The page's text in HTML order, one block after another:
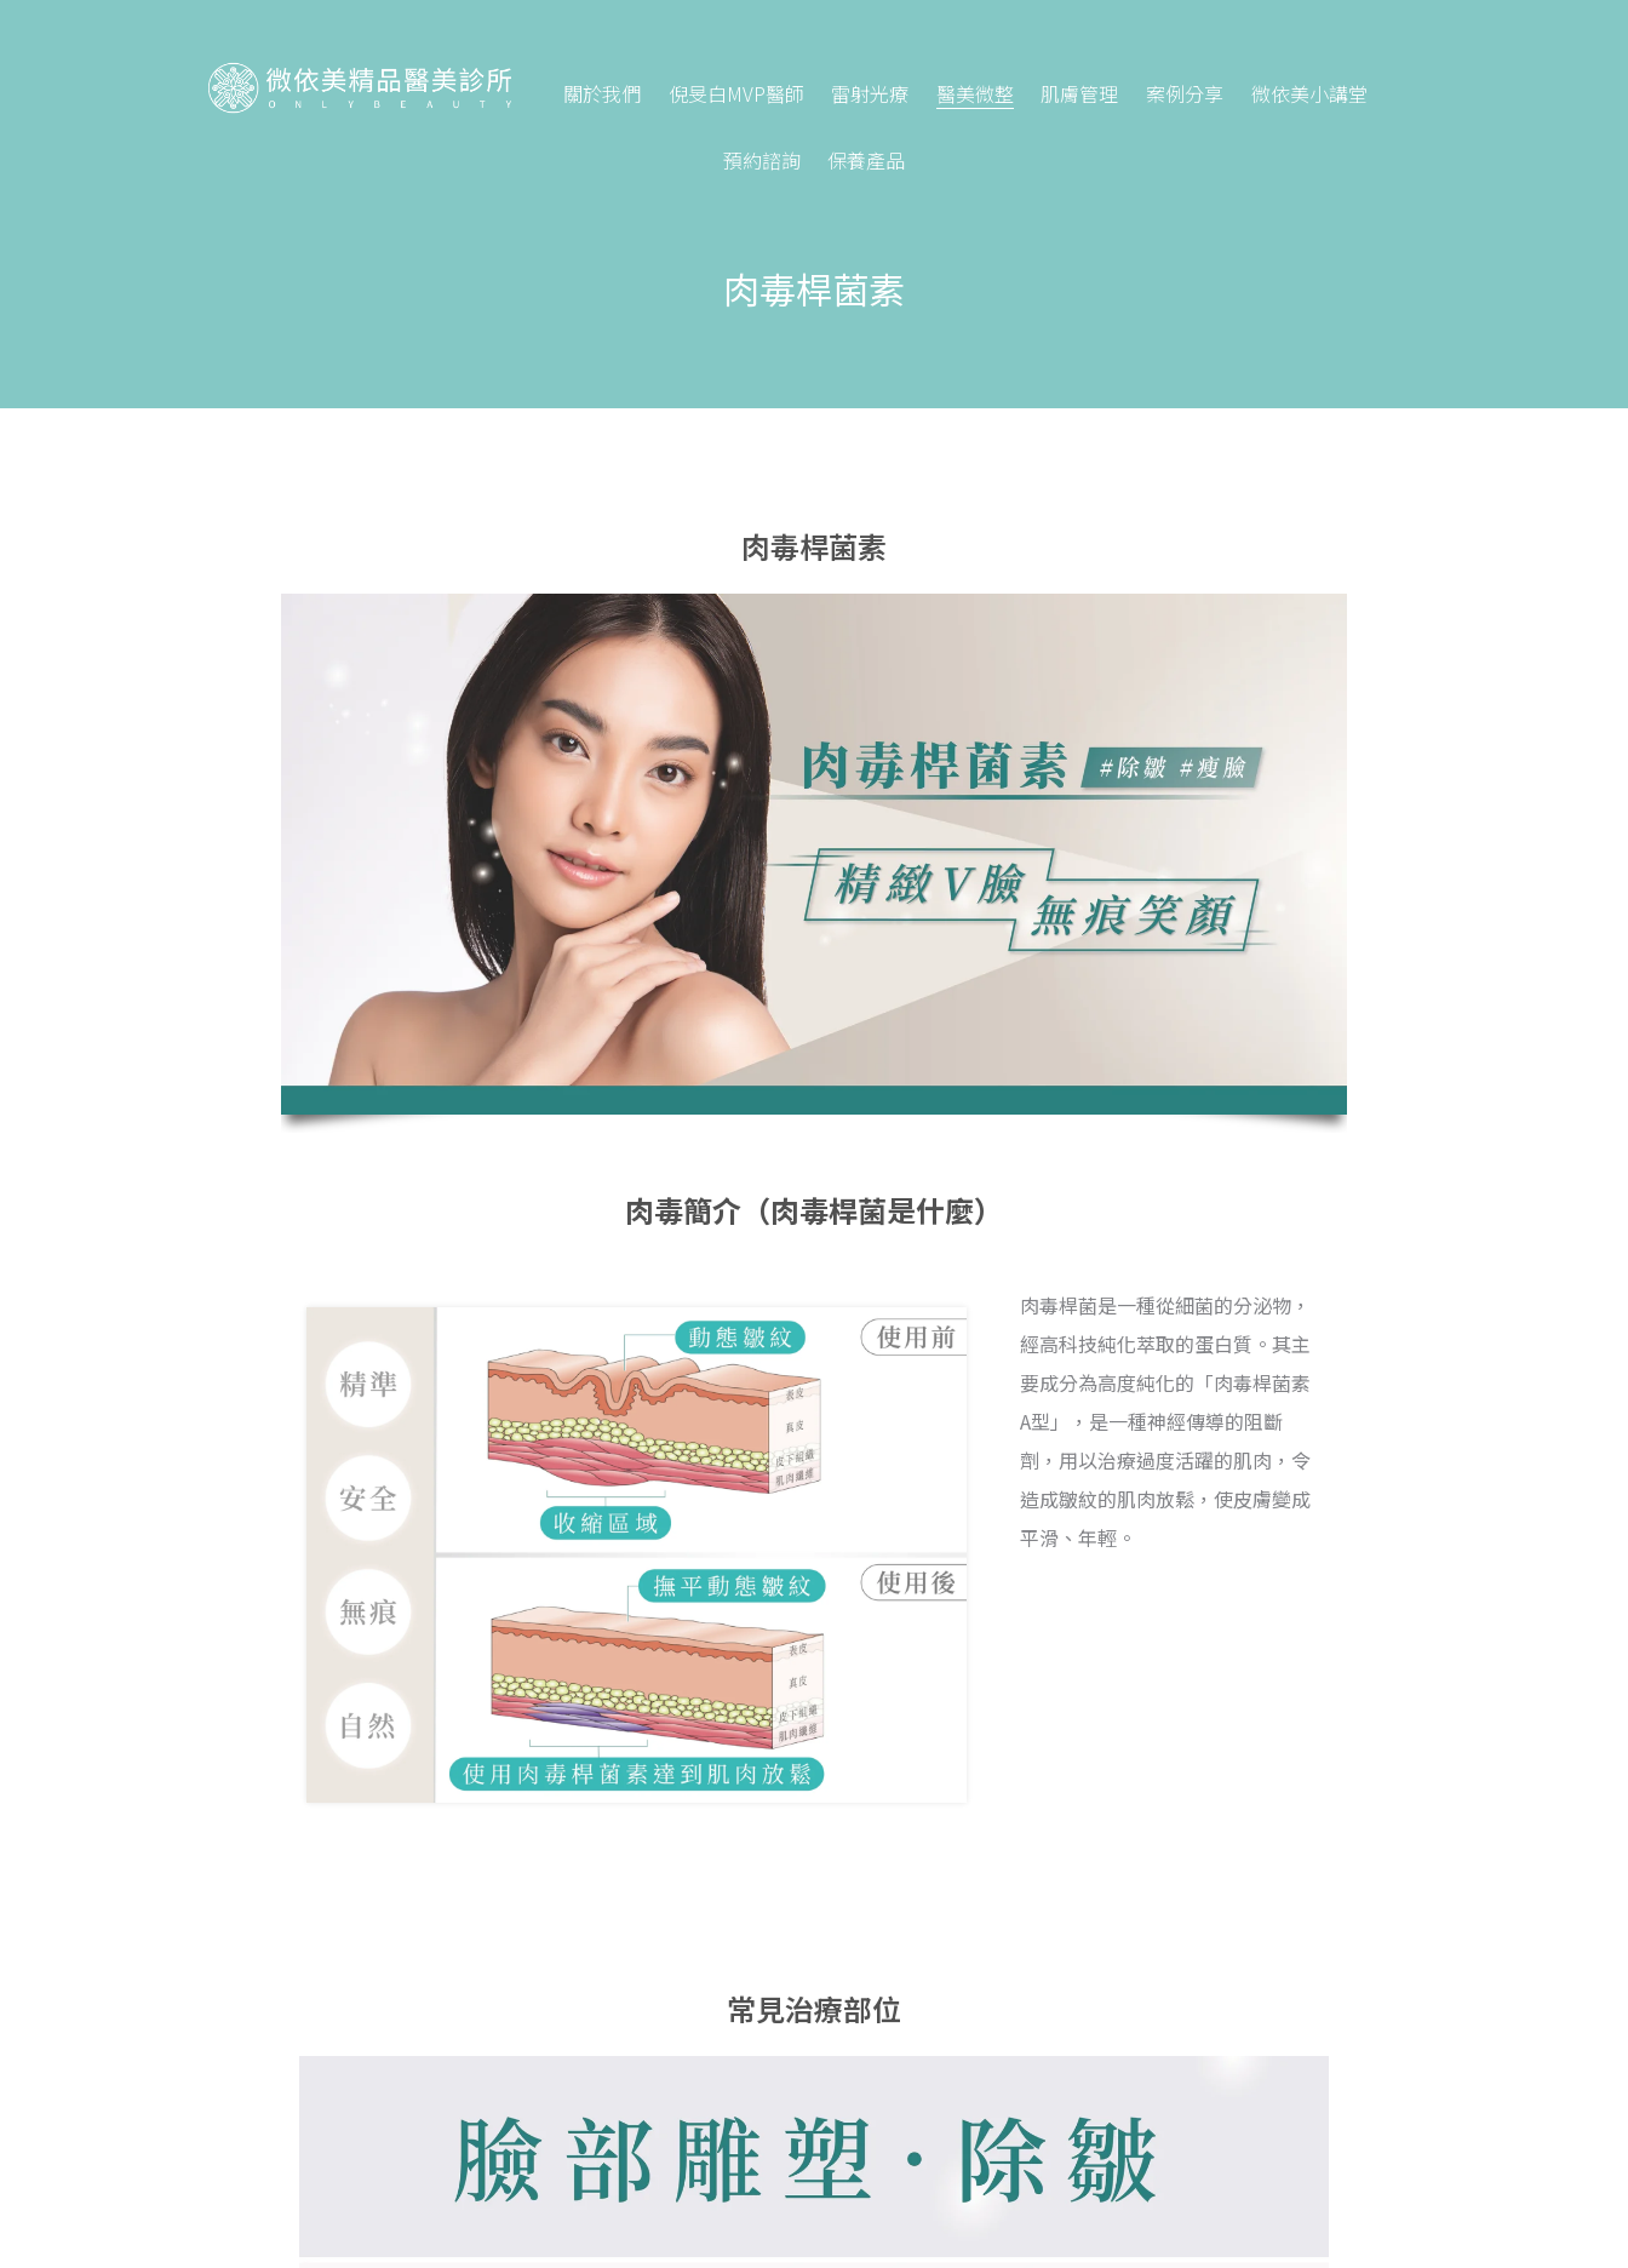
關於我們 倪旻白MVP醫師 雷射光療 醫美微整 肌膚管理 案例分享 微依美小講堂
預約諮詢 保養產品
肉毒桿菌素
肉毒桿菌素
肉毒簡介（肉毒桿菌是什麼）
肉毒桿菌是一種從細菌的分泌物，
經高科技純化萃取的蛋白質。其主
要成分為高度純化的「肉毒桿菌素
A型」，是一種神經傳導的阻斷
劑，用以治療過度活躍的肌肉，令
造成皺紋的肌肉放鬆，使皮膚變成
平滑、年輕。
常見治療部位